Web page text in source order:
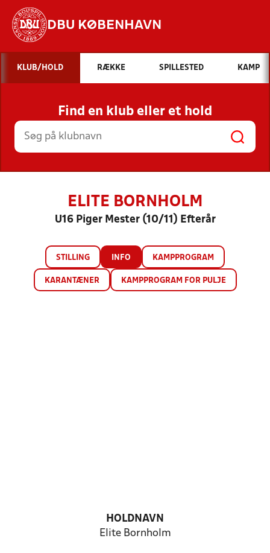
DBU KØBENHAVN
Hvad vil du søge efter?
INDHOLD OG NYHEDER
STILLINGER, RESULTATER, KLUBBER OG
HOLD
KLUB/HOLD RÆKKE SPILLESTED KAMP
Find en klub eller et hold
ELITE BORNHOLM
U16 Piger Mester (10/11) Efterår
STILLING INFO KAMPPROGRAM
KARANTÆNER KAMPPROGRAM FOR PULJE
HOLDNAVN
Elite Bornholm